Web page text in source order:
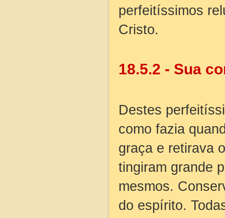
perfeitíssimos
Cristo.
18.5.2 - Sua
Destes
como fazia
graça e retirava
tingiram grande
mesmos.
do espírito.